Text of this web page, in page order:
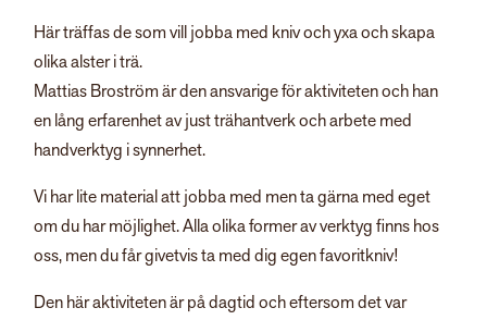
Här träffas de som vill jobba med kniv och yxa och skapa
olika alster i trä.
Mattias Broström är den ansvarige för aktiviteten och han
en lång erfarenhet av just trähantverk och arbete med
handverktyg i synnerhet.
Vi har lite material att jobba med men ta gärna med eget
om du har möjlighet. Alla olika former av verktyg finns hos
oss, men du får givetvis ta med dig egen favoritkniv!
Den här aktiviteten är på dagtid och eftersom det var